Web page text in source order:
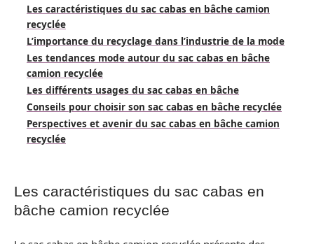
Les caractéristiques du sac cabas en bâche camion
recyclée
L’importance du recyclage dans l’industrie de la mode
Les tendances mode autour du sac cabas en bâche
camion recyclée
Les différents usages du sac cabas en bâche
Conseils pour choisir son sac cabas en bâche recyclée
Perspectives et avenir du sac cabas en bâche camion
recyclée
Les caractéristiques du sac cabas en
bâche camion recyclée